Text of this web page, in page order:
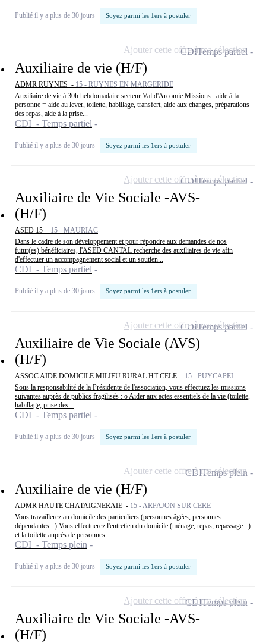
Publié il y a plus de 30 jours Soyez parmi les 1ers à postuler
Auxiliaire de vie (H/F)
ADMR RUYNES - 15 - RUYNES EN MARGERIDE
Auxiliaire de vie à 30h hebdomadaire secteur Val d'Arcomie Missions : aide à la
personne = aide au lever, toilette, habillage, transfert, aide aux changes, préparations
des repas, aide à la prise...
CDI - Temps partiel
Publié il y a plus de 30 jours Soyez parmi les 1ers à postuler
CDITemps partiel
Ajouter cette offre à ma sélection
Auxiliaire de Vie Sociale -AVS-
(H/F)
ASED 15 - 15 - MAURIAC
Dans le cadre de son développement et pour répondre aux demandes de nos
futur(es) bénéficiaires, l'ASED CANTAL recherche des auxiliaires de vie afin
d'effectuer un accompagnement social et un soutien...
CDI - Temps partiel
Publié il y a plus de 30 jours Soyez parmi les 1ers à postuler
CDITemps partiel
Ajouter cette offre à ma sélection
Auxiliaire de Vie Sociale (AVS)
(H/F)
ASSOC AIDE DOMICILE MILIEU RURAL HT CELE - 15 - PUYCAPEL
Sous la responsabilité de la Présidente de l'association, vous effectuez les missions
suivantes auprès de publics fragilisés : o Aider aux actes essentiels de la vie (toilette,
habillage, prise des...
CDI - Temps partiel
Publié il y a plus de 30 jours Soyez parmi les 1ers à postuler
CDITemps partiel
Ajouter cette offre à ma sélection
Auxiliaire de vie (H/F)
ADMR HAUTE CHATAIGNERAIE - 15 - ARPAJON SUR CERE
Vous travaillerez au domicile des particuliers (personnes âgées, personnes
dépendantes...) Vous effectuerez l'entretien du domicile (ménage, repas, repassage...)
et la toilette auprès de personnes...
CDI - Temps plein
Publié il y a plus de 30 jours Soyez parmi les 1ers à postuler
CDITemps plein
Ajouter cette offre à ma sélection
Auxiliaire de Vie Sociale -AVS-
(H/F)
CDITemps plein
Ajouter cette offre à ma sélection